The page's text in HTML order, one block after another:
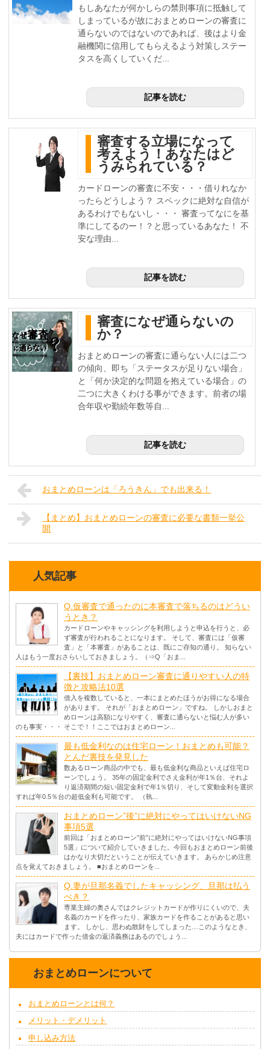
もしあなたが何かしらの禁則事項に抵触して
しまっているが故におまとめローンの審査に
通らないのではないのであれば、後はより金
融機関に信用してもらえるよう対策しステー
タスを高くしていくだ...
記事を読む
審査する立場になって
考えよう！あなたはど
うみられている？
カードローンの審査に不安・・・借りれなか
ったらどうしよう？ スペックに絶対な自信が
あるわけでもないし・・・ 審査ってなにを基
準にしてるのー！？と思っているあなた！ 不
安な理由...
記事を読む
審査になぜ通らないの
か？
おまとめローンの審査に通らない人には二つ
の傾向、即ち「ステータスが足りない場合」
と「何か決定的な問題を抱えている場合」の
二つに大きくわける事ができます。前者の場
合年収や勤続年数等自...
記事を読む
おまとめローンは「ろうきん」でも出来る！
【まとめ】おまとめローンの審査に必要な書類一挙公
開
人気記事
Q.仮審査で通ったのに本審査で落ちるのはどうい
うとき？
カードローンやキャッシングを利用しようと申込を行うと、必
ず審査が行われることになります。 そして、審査には「仮審
査」と「本審査」があることは、既にご存知の通り。 知らない
人はもう一度おさらいしておきましょう。（⇒Q「おま...
【裏技】おまとめローン審査に通りやすい人の特
徴と攻略法10選
借入を複数していると、一本にまとめたほうがお得になる場合
があります。 それが「おまとめローン」ですね。 しかしおまと
めローンは高額になりやすく、審査に通らないと悩む人が多い
のも事実・・・ そこで！！ここではおまとめローン...
最も低金利なのは住宅ローン！おまとめも可能？
とんだ裏技を発見した
数あるローン商品の中でも、最も低金利な商品といえば住宅ロ
ーンでしょう。 35年の固定金利でさえ金利が年1％台、それよ
り返済期間の短い固定金利で年1％切り、そして変動金利を選択
すれば年0.5％台の超低金利も可能です。 （執...
おまとめローン”後”に絶対にやってはいけないNG
事項5選
前回は「おまとめローン”前”に絶対にやってはいけないNG事項
5選」について紹介していきました。今回もおまとめローン前後
はかなり大切だということが伝えていきます。 あらかじめ注意
点を覚えておきましょう。 ■おまとめローンを...
Q.妻が旦那名義でしたキャッシング、旦那は払う
べき？
専業主婦の奥さんではクレジットカードが作りにくいので、夫
名義のカードを作ったり、家族カードを作ることがあると思い
ます。 しかし、思わぬ散財をしてしまった…このようなとき、
夫にはカードで作った借金の返済義務はあるのでしょう...
おまとめローンについて
おまとめローンとは何？
メリット・デメリット
申し込み方法